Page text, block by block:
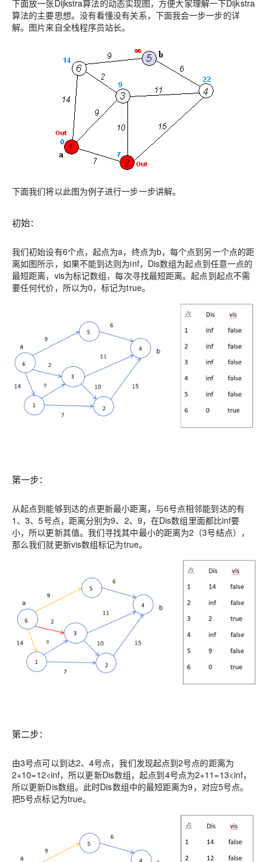
下面放一张Dijkstra算法的动态实现图，方便大家理解一下Dijkstra
算法的主要思想。没有看懂没有关系，下面我会一步一步的详
解。图片来自全栈程序员站长。
下面我们将以此图为例子进行一步一步讲解。
初始：
我们初始设有6个点，起点为a，终点为b，每个点到另一个点的距
离如图所示，如果不能到达则为inf，Dis数组为起点到任意一点的
最短距离，vis为标记数组，每次寻找最短距离。起点到起点不需
要任何代价，所以为0，标记为true。
第一步：
从起点到能够到达的点更新最小距离，与6号点相邻能到达的有
1、3、5号点，距离分别为9、2、9，在Dis数组里面都比inf要
小，所以更新其值。我们寻找其中最小的距离为2（3号结点），
那么我们就更新vis数组标记为true。
第二步：
由3号点可以到达2、4号点，我们发现起点到2号点的距离为
2+10=12<inf，所以更新Dis数组，起点到4号点为2+11=13<inf，
所以更新Dis数组。此时Dis数组中的最短距离为9，对应5号点。
把5号点标记为true。